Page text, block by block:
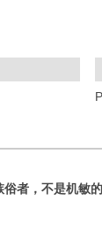
者，不是机